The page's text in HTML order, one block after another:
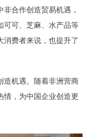
合作创造贸易机遇，
可可、芝麻、水产品等
费者来说，也提升了
机遇。随着非洲营商
情，为中国企业创造更